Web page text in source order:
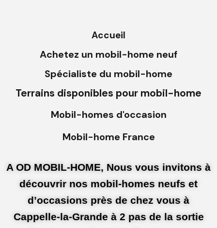
Accueil
Achetez un mobil-home neuf
Spécialiste du mobil-home
Terrains disponibles pour mobil-home
Mobil-homes d'occasion
Mobil-home France
A OD MOBIL-HOME, Nous vous invitons à
découvrir nos mobil-homes neufs et
d’occasions près de chez vous à
Cappelle-la-Grande à 2 pas de la sortie